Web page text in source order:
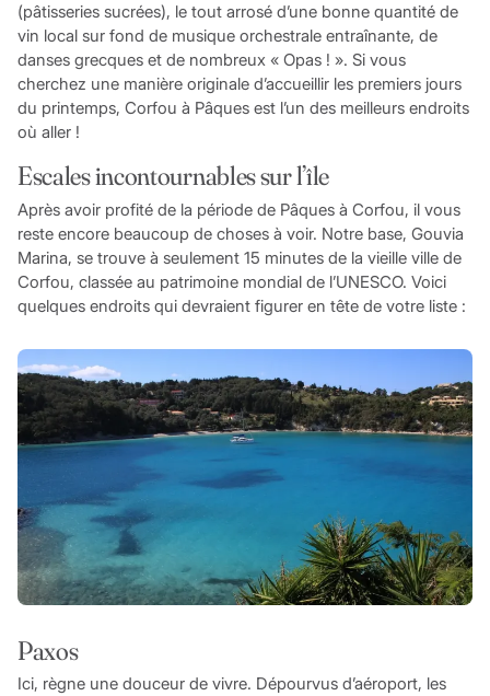
(pâtisseries sucrées), le tout arrosé d’une bonne quantité de
vin local sur fond de musique orchestrale entraînante, de
danses grecques et de nombreux « Opas ! ». Si vous
cherchez une manière originale d’accueillir les premiers jours
du printemps, Corfou à Pâques est l’un des meilleurs endroits
où aller !
Escales incontournables sur l’île
Après avoir profité de la période de Pâques à Corfou, il vous
reste encore beaucoup de choses à voir. Notre base, Gouvia
Marina, se trouve à seulement 15 minutes de la vieille ville de
Corfou, classée au patrimoine mondial de l’UNESCO. Voici
quelques endroits qui devraient figurer en tête de votre liste :
Paxos
Ici, règne une douceur de vivre. Dépourvus d’aéroport, les